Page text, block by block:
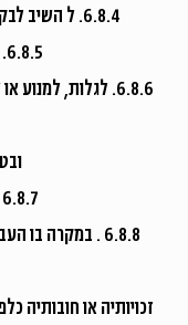
6.8.4. ל השיב לבקשות תמיכה או שירות של משתמשים;
6.8.5. לאכוף מדיניות פרטיות זו;
6.8.6. לגלות,
6.8.7 . לעמוד בדרישות כל דין;
6.8.8 . במקרה
זכויותיה או